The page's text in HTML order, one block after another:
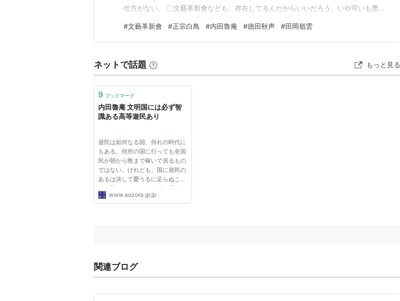
仕方がない。 〇文藝革新會なども、存在してるんだからいいだろう。いや可いも悪い
うものもあるだろう。総て世の中の大勢というものは、然ういう連中に依て動かされ行
くのかも知れない。それもいいだろう。自分に危害が加わら…
#文藝革新會 #正宗白鳥 #内田魯庵 #徳田秋声 #田岡嶺雲
ネットで話題 もっと見る
9 ブックマーク
内田魯庵 文明国には必ず智
識ある高等遊民あり
遊民は如何なる国、何れの時代に
もある。何所の国に行っても全国
民が朝から晩まで稼いで居るもの
ではない。けれども、国に遊民の
あるは決して憂うるに足らぬこと
だ。即ち、これあるは其の国の余
裕を示す所以で、勤勉な国民に富
www.aozora.gr.jp
関連ブログ